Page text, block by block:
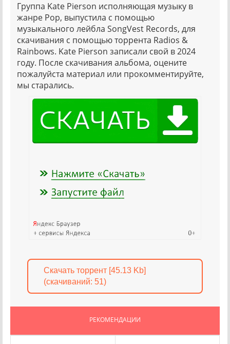
Группа Kate Pierson исполняющая музыку в
жанре Pop, выпустила с помощью
музыкального лейбла SongVest Records, для
скачивания с помощью торрента Radios &
Rainbows. Kate Pierson записали свой в 2024
году. После скачивания альбома, оцените
пожалуйста материал или прокомментируйте,
мы старались.
Скачать торрент [45.13 Kb]
(cкачиваний: 51)
РЕКОМЕНДАЦИИ